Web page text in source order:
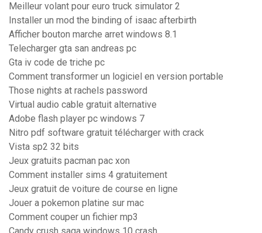
Meilleur volant pour euro truck simulator 2
Installer un mod the binding of isaac afterbirth
Afficher bouton marche arret windows 8.1
Telecharger gta san andreas pc
Gta iv code de triche pc
Comment transformer un logiciel en version portable
Those nights at rachels password
Virtual audio cable gratuit alternative
Adobe flash player pc windows 7
Nitro pdf software gratuit télécharger with crack
Vista sp2 32 bits
Jeux gratuits pacman pac xon
Comment installer sims 4 gratuitement
Jeux gratuit de voiture de course en ligne
Jouer a pokemon platine sur mac
Comment couper un fichier mp3